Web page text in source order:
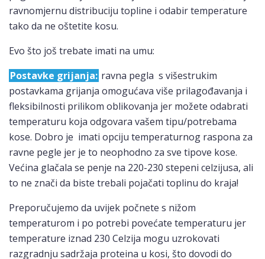
ravnomjernu distribuciju topline i odabir temperature
tako da ne oštetite kosu.
Evo što još trebate imati na umu:
Postavke grijanja: ravna pegla s višestrukim
postavkama grijanja omogućava više prilagođavanja i
fleksibilnosti prilikom oblikovanja jer možete odabrati
temperaturu koja odgovara vašem tipu/potrebama
kose. Dobro je imati opciju temperaturnog raspona za
ravne pegle jer je to neophodno za sve tipove kose.
Većina glačala se penje na 220-230 stepeni celzijusa, ali
to ne znači da biste trebali pojačati toplinu do kraja!
Preporučujemo da uvijek počnete s nižom
temperaturom i po potrebi povećate temperaturu jer
temperature iznad 230 Celzija mogu uzrokovati
razgradnju sadržaja proteina u kosi, što dovodi do